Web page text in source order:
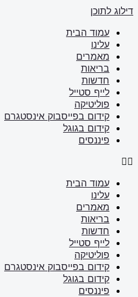
דילוג לתוכן
עמוד הבית
עלינו
מאמרים
בריאות
חדשות
לייף סטייל
פוליטיקה
קידום בפייסבוק אינסטגרם
קידום בגוגל
פיננסים
עמוד הבית
עלינו
מאמרים
בריאות
חדשות
לייף סטייל
פוליטיקה
קידום בפייסבוק אינסטגרם
קידום בגוגל
פיננסים